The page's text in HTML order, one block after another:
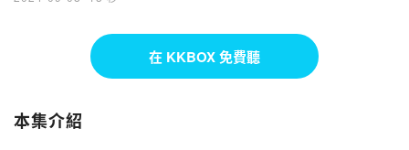
在 KKBOX 免費聽
本集介紹